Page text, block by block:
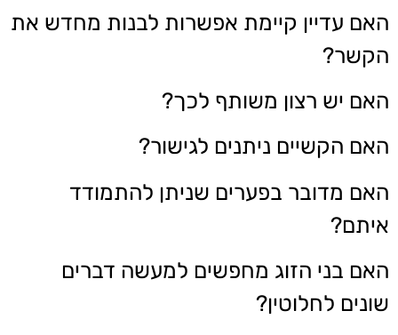
האם עדיין קיימת אפשרות לבנות מחדש את
הקשר?
האם יש רצון משותף לכך?
האם הקשיים ניתנים לגישור?
האם מדובר בפערים שניתן להתמודד
איתם?
האם בני הזוג מחפשים למעשה דברים
שונים לחלוטין?